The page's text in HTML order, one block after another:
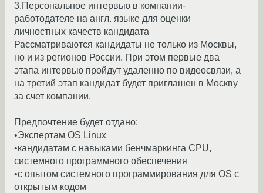
3.Персональное интервью в компании-
работодателе на англ. языке для оценки
личностных качеств кандидата
Рассматриваются кандидаты не только из Москвы,
но и из регионов России. При этом первые два
этапа интервью пройдут удаленно по видеосвязи, а
на третий этап кандидат будет приглашен в Москву
за счет компании.
Предпочтение будет отдано:
•Экспертам OS Linux
•кандидатам с навыками бенчмаркинга CPU,
системного программного обеспечения
•с опытом системного программирования для OS с
открытым кодом